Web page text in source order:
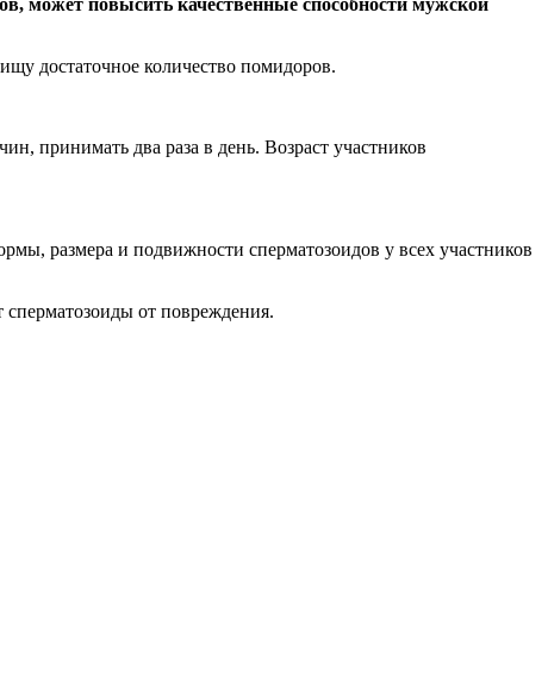
достаточное количество помидоров.
принимать два раза в день. Возраст участников
размера и подвижности сперматозоидов у всех участников
от повреждения.